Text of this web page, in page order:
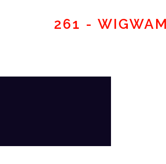
261 - WIGWAM